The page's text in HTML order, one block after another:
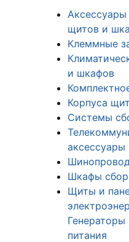
щитов и
Клеммные
и шкафов
Корпуса
Системы
аксессуары
Шкафы
Щиты и
Генераторы
питания